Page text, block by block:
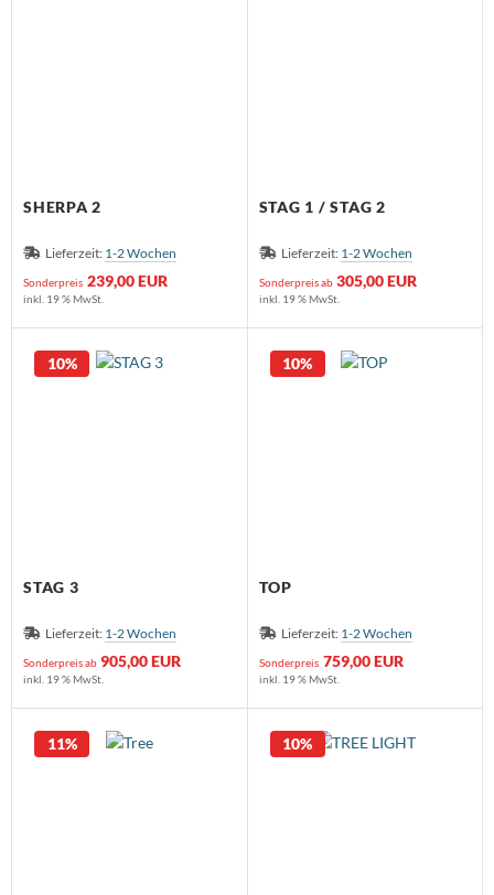
SHERPA 2
Lieferzeit: 1-2 Wochen
Sonderpreis 239,00 EUR
inkl. 19 % MwSt.
STAG 1 / STAG 2
Lieferzeit: 1-2 Wochen
Sonderpreis ab 305,00 EUR
inkl. 19 % MwSt.
STAG 3
Lieferzeit: 1-2 Wochen
Sonderpreis ab 905,00 EUR
10%
inkl. 19 % MwSt.
TOP
Lieferzeit: 1-2 Wochen
Sonderpreis 759,00 EUR
10%
inkl. 19 % MwSt.
11% 10%